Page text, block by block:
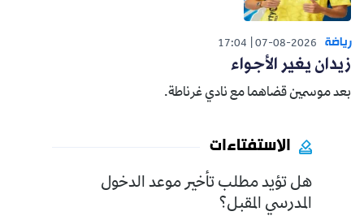
رياضة 07-08-2026
17:04
زيدان يغير الأجواء
بعد موسمين قضاهما مع نادي غرناطة.
الاستفتاءات
هل تؤيد مطلب تأخير موعد الدخول
المدرسي المقبل؟